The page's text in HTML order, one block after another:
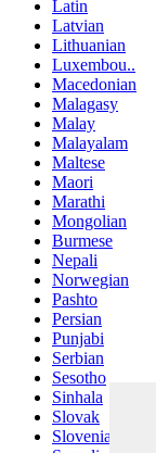
Latin
Latvian
Lithuanian
Luxembou..
Macedonian
Malagasy
Malay
Malayalam
Maltese
Maori
Marathi
Mongolian
Burmese
Nepali
Norwegian
Pashto
Persian
Punjabi
Serbian
Sesotho
Sinhala
Slovak
Slovenian